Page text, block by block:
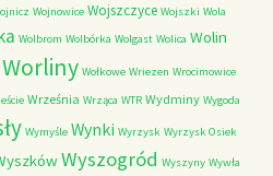
Wojnowice Wojszczyce Wojszki Wola
Wolbrom Wolbórka Wolgast Wolica Wolin
Worliny Wołkowe Wriezen Wrocimowice
Września Wrząca WTR Wydminy Wygoda
Wymyśle Wynki Wyrzysk Wyrzysk Osiek
Wyszogród Wyszyny Wywła